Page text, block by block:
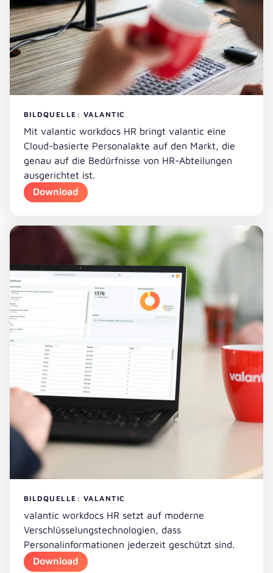
BILDQUELLE: VALANTIC
Mit valantic workdocs HR bringt valantic eine
Cloud-basierte Personalakte auf den Markt, die
genau auf die Bedürfnisse von HR-Abteilungen
ausgerichtet ist.
Download
BILDQUELLE: VALANTIC
valantic workdocs HR setzt auf moderne
Verschlüsselungstechnologien, dass
Personalinformationen jederzeit geschützt sind.
Download
Download